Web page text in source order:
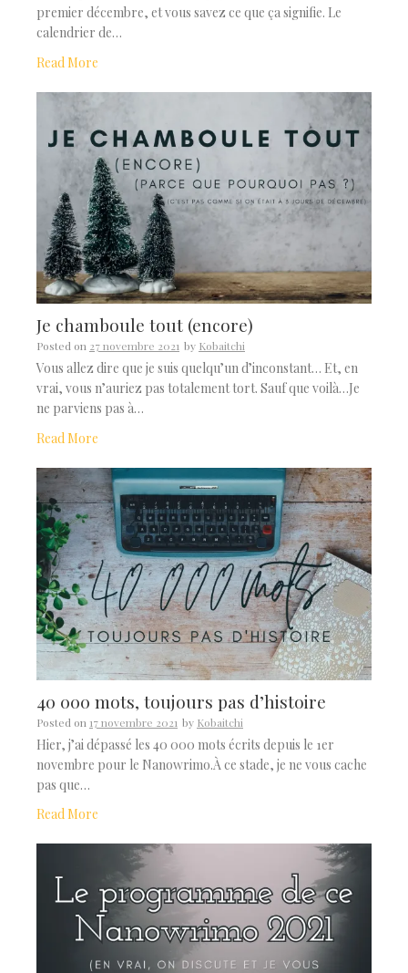
premier décembre, et vous savez ce que ça signifie. Le
calendrier de…
Read More
Je chamboule tout (encore)
Posted on 27 novembre 2021 by Kobaitchi
Vous allez dire que je suis quelqu’un d’inconstant… Et, en
vrai, vous n’auriez pas totalement tort. Sauf que voilà…Je
ne parviens pas à…
Read More
40 000 mots, toujours pas d’histoire
Posted on 17 novembre 2021 by Kobaitchi
Hier, j’ai dépassé les 40 000 mots écrits depuis le 1er
novembre pour le Nanowrimo.À ce stade, je ne vous cache
pas que…
Read More